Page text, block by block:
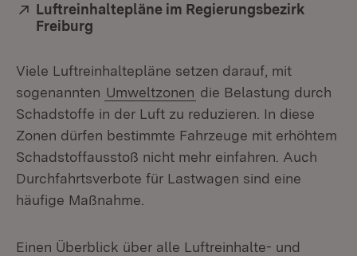
Extern:
Luftreinhaltepläne im Regierungsbezirk
Freiburg
Viele Luftreinhaltepläne setzen darauf, mit
sogenannten Umweltzonen die Belastung durch
Schadstoffe in der Luft zu reduzieren. In diese
Zonen dürfen bestimmte Fahrzeuge mit erhöhtem
Schadstoffausstoß nicht mehr einfahren. Auch
Durchfahrtsverbote für Lastwagen sind eine
häufige Maßnahme.
Einen Überblick über alle Luftreinhalte- und